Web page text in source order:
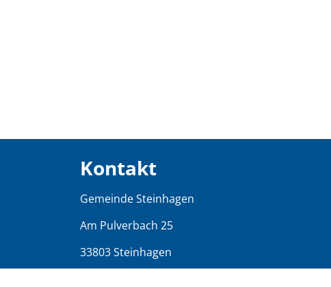
Kontakt
Gemeinde Steinhagen
Am Pulverbach 25
33803 Steinhagen